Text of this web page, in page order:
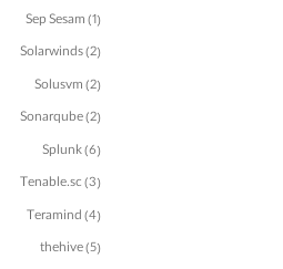
Sep Sesam(1)
Solarwinds(2)
Solusvm(2)
Sonarqube(2)
Splunk(6)
Tenable.sc(3)
Teramind(4)
thehive(5)